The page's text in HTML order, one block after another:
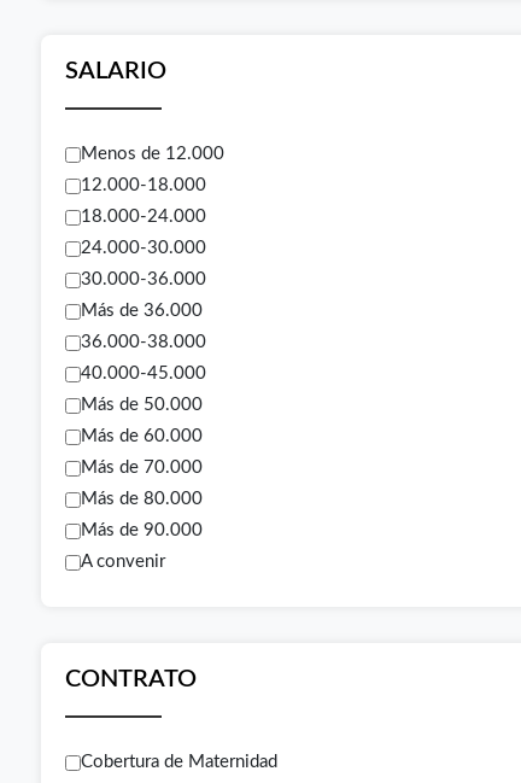
SALARIO
Menos de 12.000
12.000-18.000
18.000-24.000
24.000-30.000
30.000-36.000
Más de 36.000
36.000-38.000
40.000-45.000
Más de 50.000
Más de 60.000
Más de 70.000
Más de 80.000
Más de 90.000
A convenir
CONTRATO
Cobertura de Maternidad